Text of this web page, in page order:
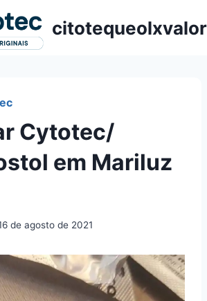
citotequeolxvalor
Cytotec/
em Mariluz
de agosto de 2021